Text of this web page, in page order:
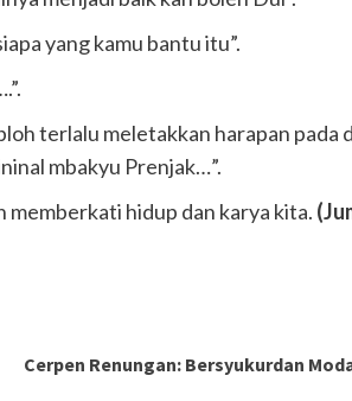
yang kamu bantu itu”.
terlalu meletakkan harapan pada
mbakyu Prenjak…”.
memberkati hidup dan karya kita.
Cerpen Renungan: Bersyukurdan